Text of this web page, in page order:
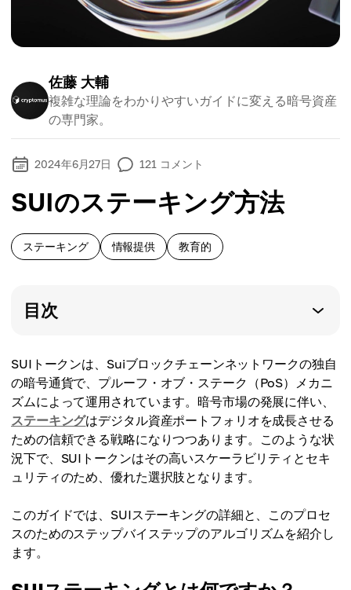
佐藤 大輔
複雑な理論をわかりやすいガイドに変える暗号資産
の専門家。
2024年6月27日 121 コメント
SUIのステーキング方法
ステーキング 情報提供 教育的
目次
SUIトークンは、Suiブロックチェーンネットワークの独自
の暗号通貨で、プルーフ・オブ・ステーク（PoS）メカニ
ズムによって運用されています。暗号市場の発展に伴い、
ステーキングはデジタル資産ポートフォリオを成長させる
ための信頼できる戦略になりつつあります。このような状
況下で、SUIトークンはその高いスケーラビリティとセキ
ュリティのため、優れた選択肢となります。
このガイドでは、SUIステーキングの詳細と、このプロセ
スのためのステップバイステップのアルゴリズムを紹介し
ます。